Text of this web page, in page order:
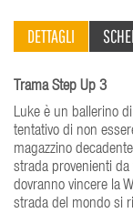
DETTAGLI
Trama Step Up 3
Luke è un ballerino
tentativo di non
magazzino
strada provenienti
dovranno vincere la
strada del mondo si